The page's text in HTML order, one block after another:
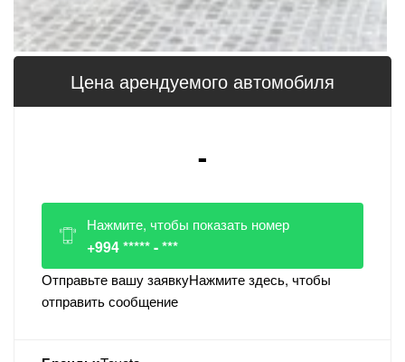
Цена арендуемого автомобиля
-
Нажмите, чтобы показать номер
+994 ***** - ***
Отправьте вашу заявкуНажмите здесь, чтобы
отправить сообщение